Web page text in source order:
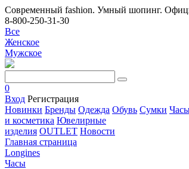
Современный fashion. Умный шопинг.
8-800-250-31-30
Все
Женское
Мужское
0
Вход Регистрация
Новинки Бренды Одежда Обувь Сумки
и косметика Ювелирные
изделия OUTLET Новости
Главная страница
Longines
Часы